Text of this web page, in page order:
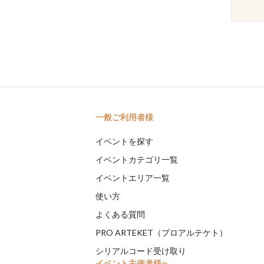
一般ご利用者様
イベントを探す
イベントカテゴリ一覧
イベントエリア一覧
使い方
よくある質問
PRO ARTEKET（プロアルテケト）
シリアルコード受け取り